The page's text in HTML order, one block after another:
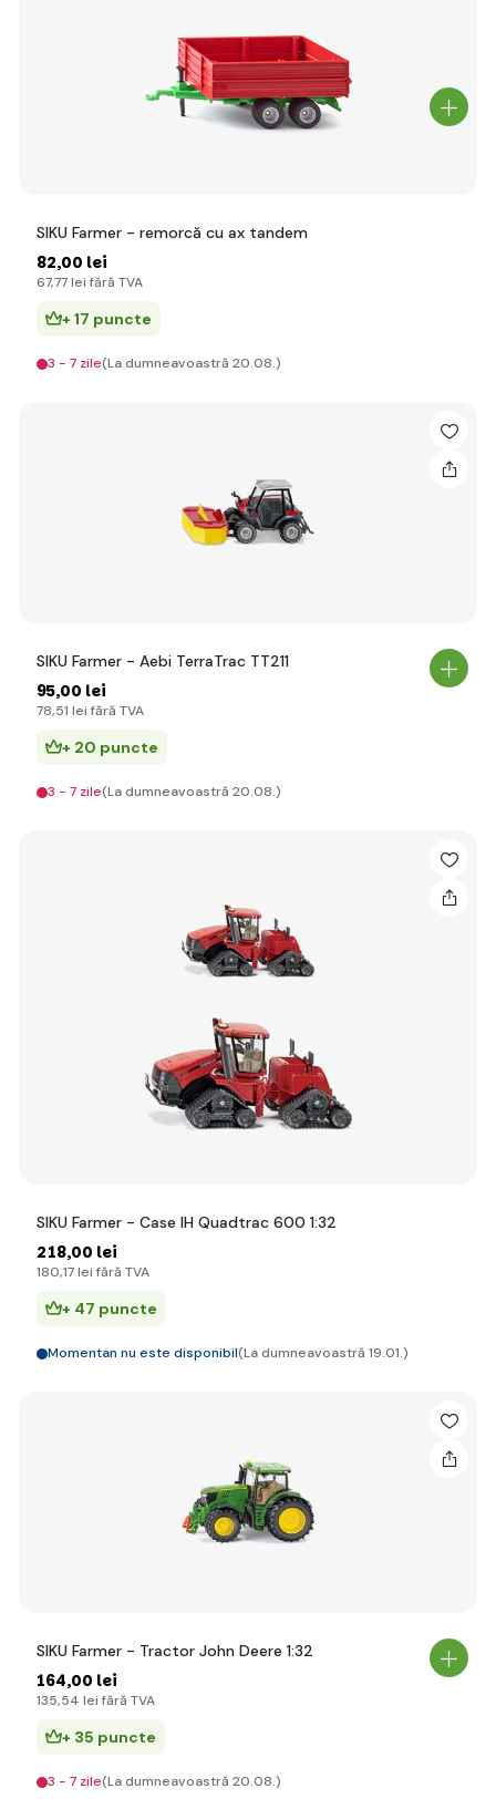
SIKU Farmer - remorcă cu ax tandem
82,00 lei
67,77 lei fără TVA
+ 17 puncte
3 - 7 zile(La dumneavoastră 20.08.)
SIKU Farmer - Aebi TerraTrac TT211
95,00 lei
78,51 lei fără TVA
+ 20 puncte
3 - 7 zile(La dumneavoastră 20.08.)
SIKU Farmer - Case IH Quadtrac 600 1:32
218,00 lei
180,17 lei fără TVA
+ 47 puncte
Momentan nu este disponibil(La dumneavoastră 19.01.)
SIKU Farmer - Tractor John Deere 1:32
164,00 lei
135,54 lei fără TVA
+ 35 puncte
3 - 7 zile(La dumneavoastră 20.08.)